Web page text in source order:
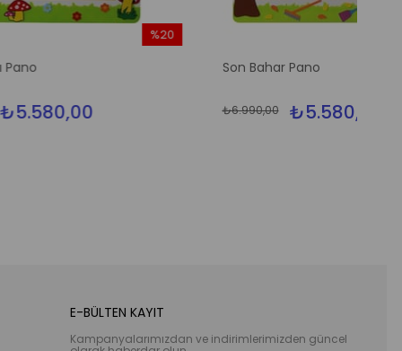
₺5.580,00
E-BÜLTEN KAYIT
Kampanyalarımızdan ve indirimlerimizden güncel